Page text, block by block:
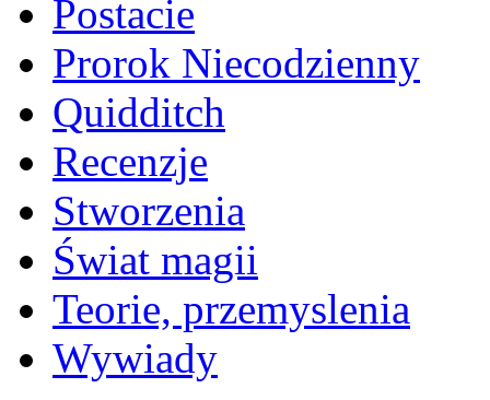
Postacie
Prorok Niecodzienny
Quidditch
Recenzje
Stworzenia
Świat magii
Teorie, przemyslenia
Wywiady